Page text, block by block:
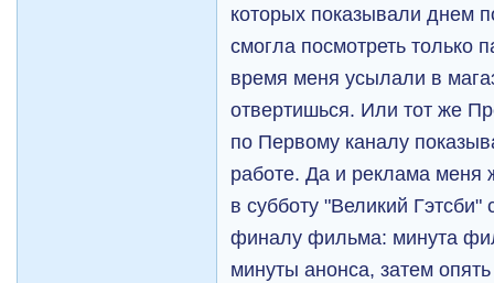
которых показывали днем
смогла посмотреть только
время меня усылали в
отвертишься. Или тот же
по Первому каналу
работе. Да и реклама меня
в субботу "Великий
финалу фильма: минута
минуты анонса, затем